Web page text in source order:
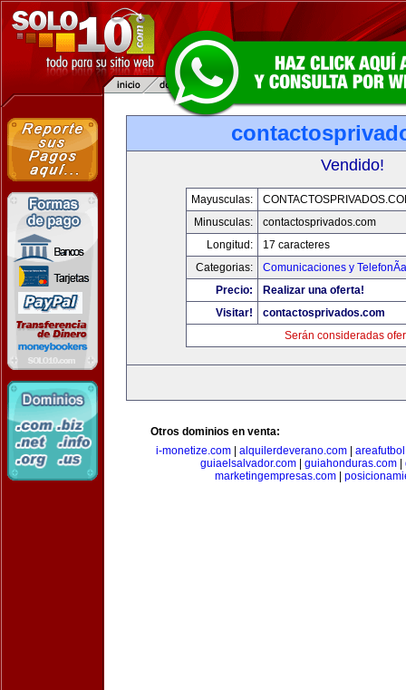
Vendido!
Mayusculas:
Minusculas:
contactosprivados.com
Longitud:
17 caracteres
Categorias:
Comunicaciones y TelefonÃ­a
Precio:
Realizar una oferta!
Visitar!
contactosprivados.com
Serán consideradas
Otros dominios en venta:
i-monetize.com
alquilerdeverano.com
guiaelsalvador.com| guiahonduras.com|
marketingempresas.com